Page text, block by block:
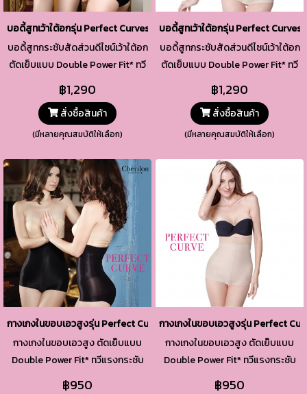
บอดี้สูทเว้าใต้อกรุ่น Perfect Curves รหัสสินค้า TSW1 สีดำ
บอดี้สูทกระชับสัดส่วนดีไซน์เว้าใต้อก
ตัดเย็บแบบ Double Power Fit* ทวี
แรงกระชับรอบลำตัว เก็บอำพราง
ส่วนเกินได้ดีเป็น 2 เท่า
฿1,290
สั่งซื้อสินค้า
(มีหลายคุณสมบัติให้เลือก)
บอดี้สูทเว้าใต้อกรุ่น Perfect Curves
บอดี้สูทกระชับสัดส่วนดีไซน์เว้าใต้อก
ตัดเย็บแบบ Double Power Fit* ทวี
แรงกระชับรอบลำตัว เก็บอำพราง
ส่วนเกินได้ดีเป็น 2 เท่า
฿1,290
สั่งซื้อสินค้า
(มีหลายคุณสมบัติให้เลือก)
กางเกงในขอบเอวสูงรุ่น Perfect Curves รหัสสินค้า TSW4 สีดำ
กางเกงในขอบเอวสูง ตัดเย็บแบบ
Double Power Fit* ทวีแรงกระชับ
รอบลำตัว เก็บอำพรางส่วนเกินได้ดี
฿950
กางเกงในขอบเอวสูงรุ่น Perfect
กางเกงในขอบเอวสูง ตัดเย็บแบบ
Double Power Fit* ทวีแรงกระชับ
รอบลำตัว เก็บอำพรางส่วนเกินได้ดี
฿950